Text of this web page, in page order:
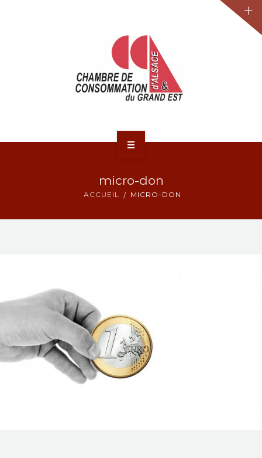
CONTACT
micro-don
ACCUEIL MICRO-DON